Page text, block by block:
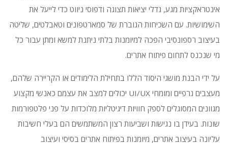
אינטראקציות מגע, גדלי יציאות תצוגה ודפוסי ניווט כדי לייעל את
השימושיות. עם השכיחות הגוברת של סמארטפונים וטאבלטים, שליטה
בעיצוב רספונסיבי הפכה למיומנות בלתי ניתנת למשא ומתן עבור כל
מי שנכנס לתחום פיתוח אתרים.
על ידי הבנת מושגי היסוד הללו בתחילת הלימודים או הקריירה שלהם,
מעצבים גרפיים ומומחי UI/UX יכולים למצב את עצמם כאנשי מקצוע
מגוונים המסוגלים לספק חוויות דיגיטליות מלוכדות על פני פלטפורמות
שונות. בעידן בו נגישות ושביעות רצון המשתמשים הם בעלי חשיבות
עליונה בעיצוב אתרים, מיומנות בפיתוח אתרים בסיסי ועיצוב